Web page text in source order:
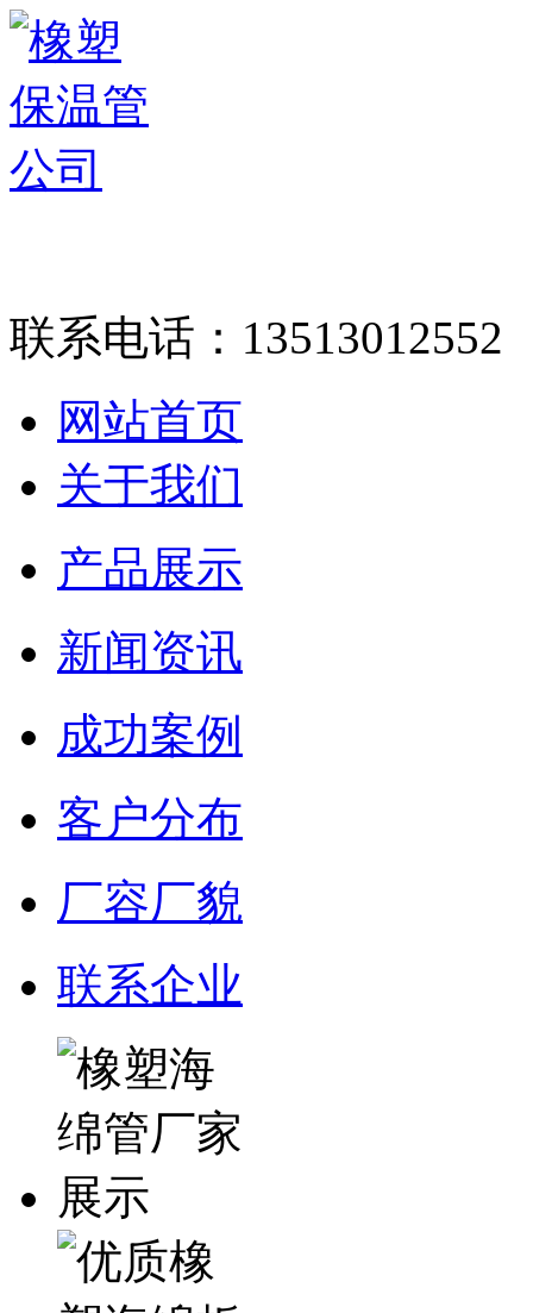
联系电话： 13513012552
网站首页
关于我们
产品展示
新闻资讯
成功案例
客户分布
厂容厂貌
联系企业